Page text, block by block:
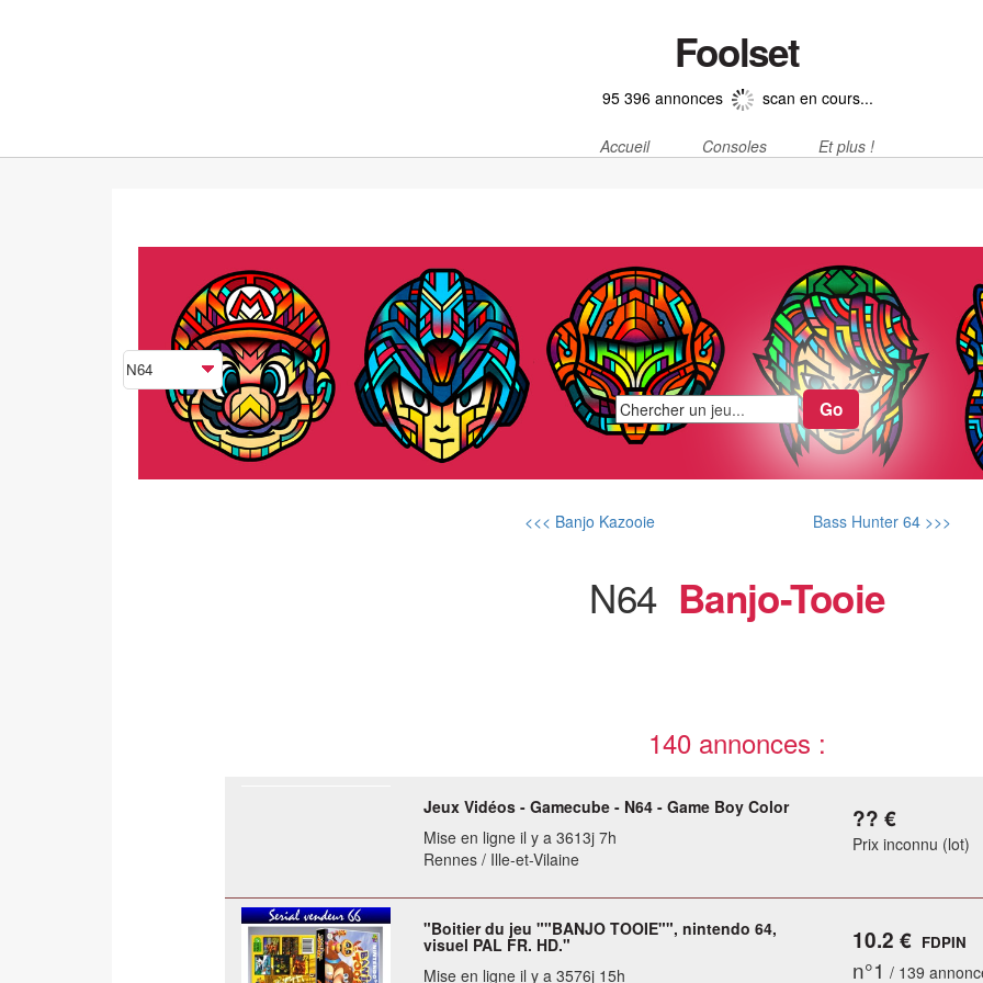
Foolset
95 396 annonces scan en cours...
Accueil Consoles Et plus !
<<< Banjo Kazooie Bass Hunter 64 >>>
N64 Banjo-Tooie
140 annonces :
Jeux Vidéos - Gamecube - N64 - Game Boy Color
Mise en ligne il y a 3613j 7h
Rennes / Ille-et-Vilaine
?? €
Prix inconnu (lot)
"Boitier du jeu ""BANJO TOOIE"", nintendo 64,
visuel PAL FR. HD."
Mise en ligne il y a 3576j 15h
10.2 € FDPIN
n°1 / 139